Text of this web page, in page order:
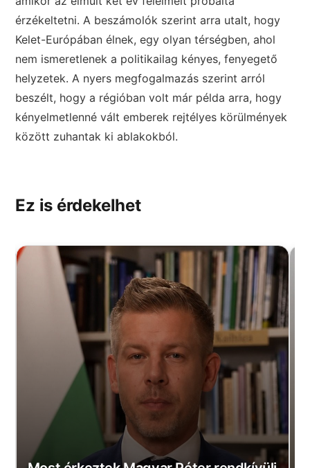
érzékeltetni. A beszámolók szerint arra utalt, hogy
Kelet-Európában élnek, egy olyan térségben, ahol
nem ismeretlenek a politikailag kényes, fenyegető
helyzetek. A nyers megfogalmazás szerint arról
beszélt, hogy a régióban volt már példa arra, hogy
kényelmetlenné vált emberek rejtélyes körülmények
között zuhantak ki ablakokból.
Ez is érdekelhet